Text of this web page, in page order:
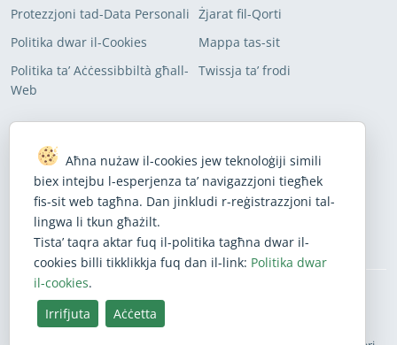
Protezzjoni tad-Data Personali Żjarat fil-Qorti
Politika dwar il-Cookies
Mappa tas-sit
Politika ta’ Aċċessibbiltà għall-
Web
Twissja ta’ frodi
TAL-POSTA ELETTRONIKA
Abbona biex tirċievi l-aħbarijiet l-aktar reċenti tagħna
Abbona
BlueSky
Facebook
Instagram
Aħna nużaw il-cookies jew teknoloġiji simili
biex intejbu l-esperjenza ta’ navigazzjoni tiegħek
fis-sit web tagħna. Dan jinkludi r-reġistrazzjoni tal-
lingwa li tkun għażilt.
Tista’ taqra aktar fuq il-politika tagħna dwar il-
cookies billi tikklikkja fuq dan il-link: Politika dwar
il-cookies.
Irrifjuta
Aċċetta